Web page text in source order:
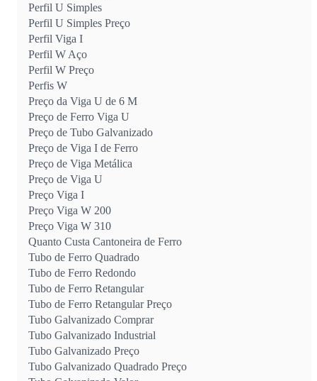
Perfil U Simples
Perfil U Simples Preço
Perfil Viga I
Perfil W Aço
Perfil W Preço
Perfis W
Preço da Viga U de 6 M
Preço de Ferro Viga U
Preço de Tubo Galvanizado
Preço de Viga I de Ferro
Preço de Viga Metálica
Preço de Viga U
Preço Viga I
Preço Viga W 200
Preço Viga W 310
Quanto Custa Cantoneira de Ferro
Tubo de Ferro Quadrado
Tubo de Ferro Redondo
Tubo de Ferro Retangular
Tubo de Ferro Retangular Preço
Tubo Galvanizado Comprar
Tubo Galvanizado Industrial
Tubo Galvanizado Preço
Tubo Galvanizado Quadrado Preço